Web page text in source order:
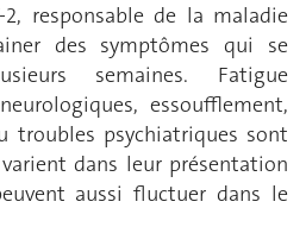
2, responsable de la maladie
des symptômes qui se
semaines. Fatigue
essoufflement,
troubles psychiatriques sont
dans leur présentation
aussi fluctuer dans le